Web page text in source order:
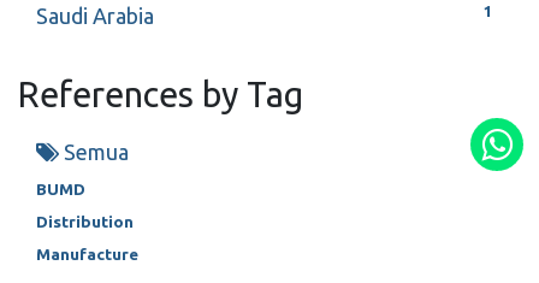
1
Saudi Arabia
References by Tag
Semua
BUMD
Distribution
Manufacture